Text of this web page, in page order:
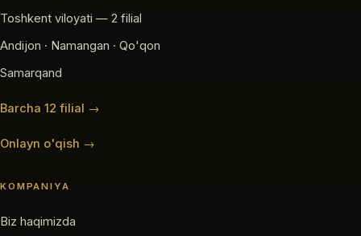
Toshkent viloyati — 2 filial
Andijon · Namangan · Qo'qon
Samarqand
Barcha 12 filial →
Onlayn o'qish →
KOMPANIYA
Biz haqimizda